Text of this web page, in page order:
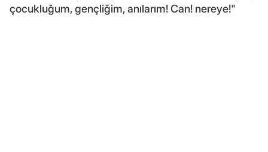
çocukluğum, gençliğim, anılarım! Can! nereye!"